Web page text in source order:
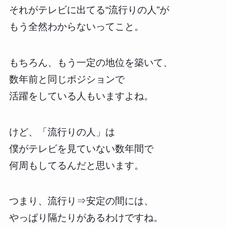
それがテレビに出てる“流行りの人”が
もう全然わからないってこと。
もちろん、もう一定の地位を築いて、
数年前と同じポジションで
活躍をしている人もいますよね。
けど、「流行りの人」は
僕がテレビを見ていない数年間で
何周もしてるんだと思います。
つまり、流行り⇒安定の間には、
やっぱり隔たりがあるわけですね。